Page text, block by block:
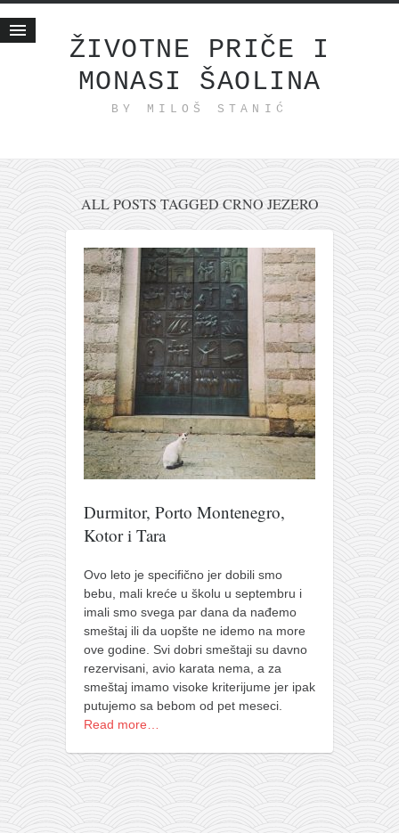
ŽIVOTNE PRIČE I
MONASI ŠAOLINA
BY MILOŠ STANIĆ
Životne priče
internet poslovanje
ishranom do zdravlja
moj haiku
momenti i mesta
bonus sadržaj
Svetlopis
zakonopravilo
duhovni otac
pravoslavlje
zabranjena istorija
ćirilica
porodične priče
umesto tvitera
azbuki i knjige
Okinava karate
najnovije na blogu
moje beleške
istorija karatea
bubishi
karate
kihon
naihanchi
ALL POSTS TAGGED CRNO JEZERO
Durmitor, Porto Montenegro,
Kotor i Tara
Ovo leto je specifično jer dobili smo
bebu, mali kreće u školu u septembru i
imali smo svega par dana da nađemo
smeštaj ili da uopšte ne idemo na more
ove godine. Svi dobri smeštaji su davno
rezervisani, avio karata nema, a za
smeštaj imamo visoke kriterijume jer ipak
putujemo sa bebom od pet meseci.
Read more…